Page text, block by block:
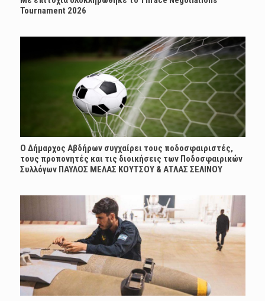
Tournament 2026
Ο Δήμαρχος Αβδήρων συγχαίρει τους ποδοσφαιριστές,
τους προπονητές και τις διοικήσεις των Ποδοσφαιρικών
Συλλόγων ΠΑΥΛΟΣ ΜΕΛΑΣ ΚΟΥΤΣΟΥ & ΑΤΛΑΣ ΣΕΛΙΝΟΥ